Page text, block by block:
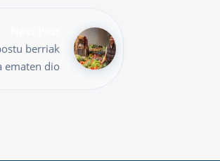
berriak
ematen dio